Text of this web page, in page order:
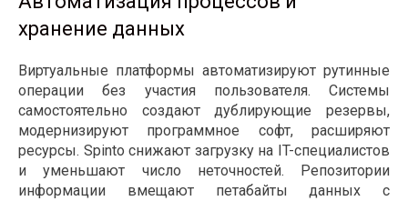
хранение данных
Виртуальные платформы автоматизируют рутинные
операции без участия пользователя. Системы
самостоятельно создают дублирующие резервы,
модернизируют программное софт, расширяют
ресурсы. Spinto снижают загрузку на IT-специалистов
и уменьшают число неточностей. Репозитории
информации вмещают петабайты данных с